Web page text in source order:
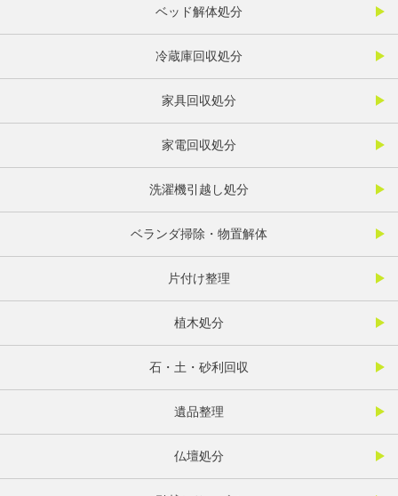
ベッド解体処分
冷蔵庫回収処分
家具回収処分
家電回収処分
洗濯機引越し処分
ベランダ掃除・物置解体
片付け整理
植木処分
石・土・砂利回収
遺品整理
仏壇処分